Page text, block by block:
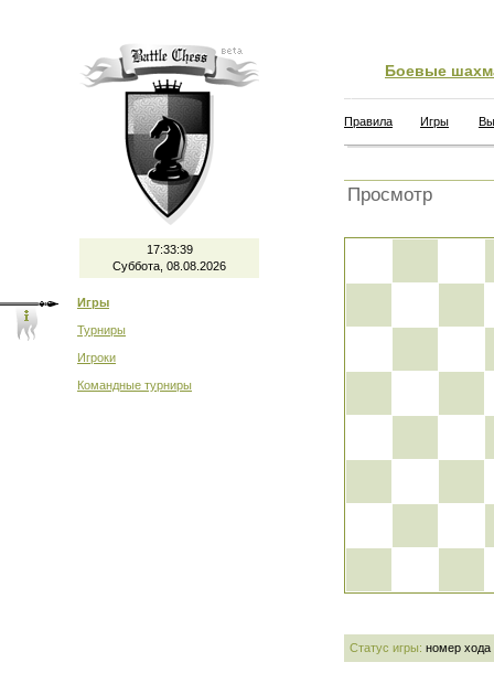
17:33:39
Суббота, 08.08.2026
Игры
Турниры
Игроки
Командные турниры
Боевые
Правила Игры
Просмотр
Статус игры: номер хода